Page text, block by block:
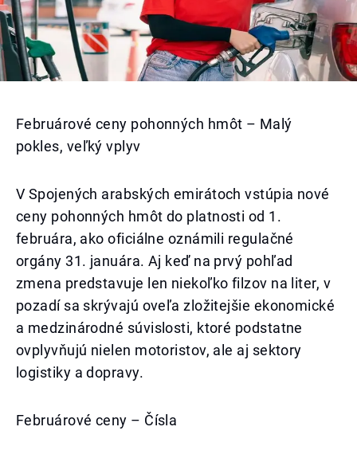
Februárové ceny pohonných hmôt – Malý
pokles, veľký vplyv
V Spojených arabských emirátoch vstúpia nové
ceny pohonných hmôt do platnosti od 1.
februára, ako oficiálne oznámili regulačné
orgány 31. januára. Aj keď na prvý pohľad
zmena predstavuje len niekoľko filzov na liter, v
pozadí sa skrývajú oveľa zložitejšie ekonomické
a medzinárodné súvislosti, ktoré podstatne
ovplyvňujú nielen motoristov, ale aj sektory
logistiky a dopravy.
Februárové ceny – Čísla